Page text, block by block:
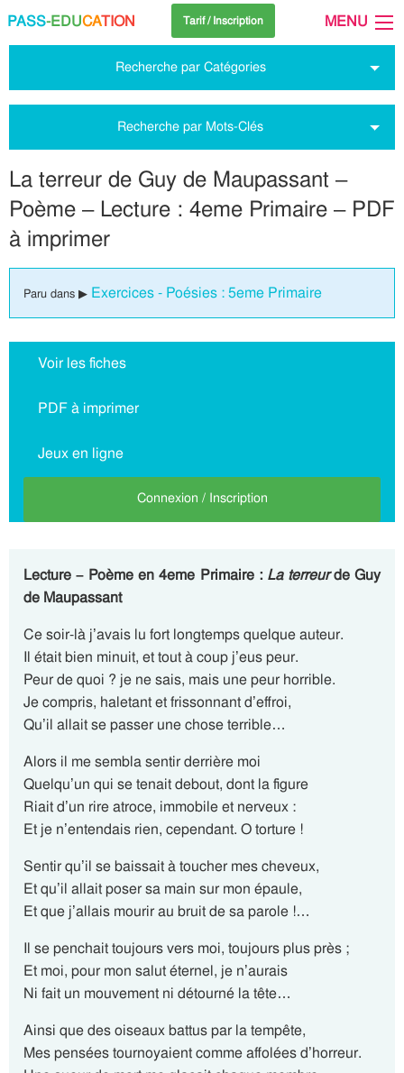
PASS-EDUCATION Tarif / Inscription MENU
Recherche par Catégories
Recherche par Mots-Clés
La terreur de Guy de Maupassant –
Poème – Lecture : 4eme Primaire – PDF
à imprimer
Paru dans ▶ Exercices - Poésies : 5eme Primaire
Voir les fiches
PDF à imprimer
Jeux en ligne
Connexion / Inscription
Lecture – Poème en 4eme Primaire : La terreurde Guy
de Maupassant
Ce soir-là j’avais lu fort longtemps quelque auteur.
Il était bien minuit, et tout à coup j’eus peur.
Peur de quoi ? je ne sais, mais une peur horrible.
Je compris, haletant et frissonnant d’effroi,
Qu’il allait se passer une chose terrible…
Alors il me sembla sentir derrière moi
Quelqu’un qui se tenait debout, dont la figure
Riait d’un rire atroce, immobile et nerveux :
Et je n’entendais rien, cependant. O torture !
Sentir qu’il se baissait à toucher mes cheveux,
Et qu’il allait poser sa main sur mon épaule,
Et que j’allais mourir au bruit de sa parole !…
Il se penchait toujours vers moi, toujours plus près ;
Et moi, pour mon salut éternel, je n’aurais
Ni fait un mouvement ni détourné la tête…
Ainsi que des oiseaux battus par la tempête,
Mes pensées tournoyaient comme affolées d’horreur.